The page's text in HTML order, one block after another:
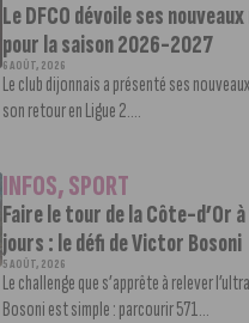
Le DFCO dévoile ses
pour la saison 2026-2027
6 AOÛT, 2026
Le club dijonnais a présenté ses
son retour en Ligue 2....
INFOS,SPORT
Faire le tour de la Côte-d’Or
jours : le défi de Victor Bosoni
5 AOÛT, 2026
Le challenge que s’apprête à relever
Bosoni est simple : parcourir 571...